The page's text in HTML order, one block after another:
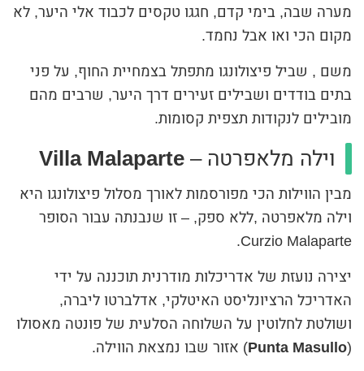
מערה שבה, בימי קדם, חגגו טקסים לכבוד אלי היער, לא
מקום הכי ואו אבל נחמד.
משם , שביל פיצולונגו מתפתל בצמחיית החוף, על פני
בתים בודדים ושבילים זעירים דרך היער, שרבים מהם
מובילים לנקודות תצפית קסומות.
וילה מלאפרטה –Villa Malaparte
מבין הווילות הכי מפורסמות לאורך מסלול פיצולונגו היא
וילה מלאפרטה ,ללא ספק, – זו שנבנתה עבור הסופר
Curzio Malaparte.
יצירה נועזת של אדריכלות מודרנית תוכננה על ידי
האדריכל הרציונליסט האיטלקי, אדלברטו ליברה,
ושולטת לחלוטין על השלוחה הסלעית של פונטה מאסולו
(
Punta Masullo) אזור שבו נמצאת הווילה.